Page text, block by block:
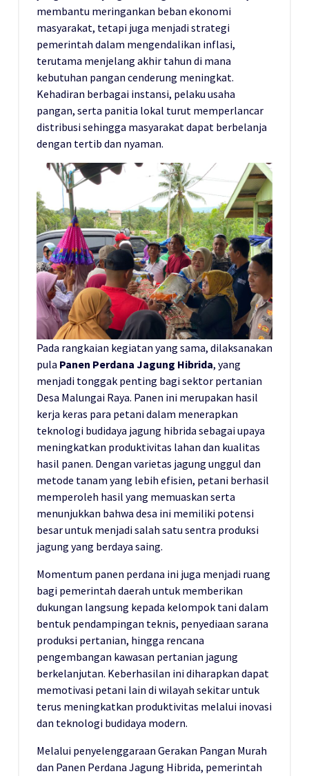
membantu meringankan beban ekonomi
masyarakat, tetapi juga menjadi strategi
pemerintah dalam mengendalikan inflasi,
terutama menjelang akhir tahun di mana
kebutuhan pangan cenderung meningkat.
Kehadiran berbagai instansi, pelaku usaha
pangan, serta panitia lokal turut memperlancar
distribusi sehingga masyarakat dapat berbelanja
dengan tertib dan nyaman.
Pada rangkaian kegiatan yang sama, dilaksanakan
pula Panen Perdana Jagung Hibrida, yang
menjadi tonggak penting bagi sektor pertanian
Desa Malungai Raya. Panen ini merupakan hasil
kerja keras para petani dalam menerapkan
teknologi budidaya jagung hibrida sebagai upaya
meningkatkan produktivitas lahan dan kualitas
hasil panen. Dengan varietas jagung unggul dan
metode tanam yang lebih efisien, petani berhasil
memperoleh hasil yang memuaskan serta
menunjukkan bahwa desa ini memiliki potensi
besar untuk menjadi salah satu sentra produksi
jagung yang berdaya saing.
Momentum panen perdana ini juga menjadi ruang
bagi pemerintah daerah untuk memberikan
dukungan langsung kepada kelompok tani dalam
bentuk pendampingan teknis, penyediaan sarana
produksi pertanian, hingga rencana
pengembangan kawasan pertanian jagung
berkelanjutan. Keberhasilan ini diharapkan dapat
memotivasi petani lain di wilayah sekitar untuk
terus meningkatkan produktivitas melalui inovasi
dan teknologi budidaya modern.
Melalui penyelenggaraan Gerakan Pangan Murah
dan Panen Perdana Jagung Hibrida, pemerintah